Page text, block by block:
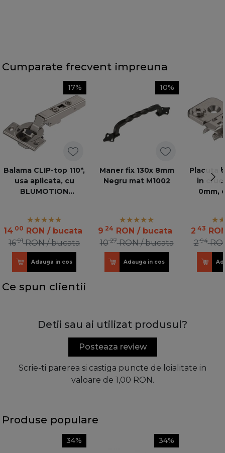
Cumparate frecvent impreuna
17%
Balama CLIP-top 110*,
usa aplicata, cu
BLUMOTION
14 00 RON / bucata
1691 RON / bucata
Adauga in cos
10%
Maner fix 130x 8mm
Negru mat M1002
9 24 RON / bucata
1027 RON / bucata
Adauga in cos
Placuta
in
0mm,
2 43
294
Ce spun clientii
Detii sau ai utilizat produsul?
Posteaza review
Scrie-ti parerea si castiga puncte de loialitate in
valoare de 1,00 RON.
Produse populare
34% 34%